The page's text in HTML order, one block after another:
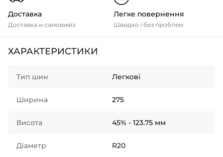
Доставка
Доставка и самовивіз
Легке повернення
Швидко і без проблем
ХАРАКТЕРИСТИКИ
Тип шин Легкові
Ширина 275
Висота 45% - 123.75 мм
Діаметр R20